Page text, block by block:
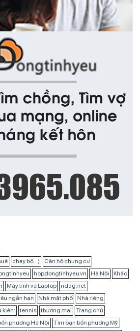
chạy bộ...)
Căn hộ chung cư
hopdongtinhyeu.vn Hà Nội
Khác
Máy tính và Laptop
ndag.net
ngắn hạn Nhà mặt phố
Nhà riêng
kiện: tennis thương mại
Trang chủ
phương Hà Nội
Tìm bạn bốn phương Mỹ